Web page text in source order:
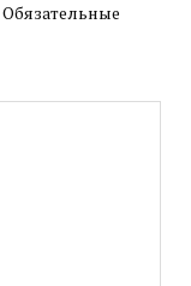
Обязательные